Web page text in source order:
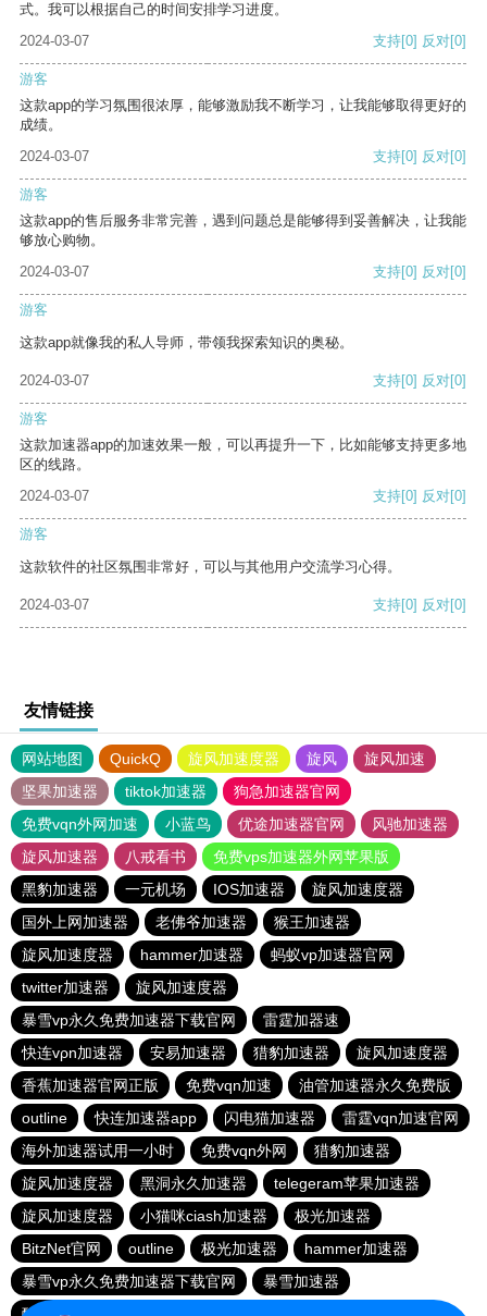
式。我可以根据自己的时间安排学习进度。
2024-03-07
支持[0] 反对[0]
游客
这款app的学习氛围很浓厚，能够激励我不断学习，让我能够取得更好的
成绩。
2024-03-07
支持[0] 反对[0]
游客
这款app的售后服务非常完善，遇到问题总是能够得到妥善解决，让我能
够放心购物。
2024-03-07
支持[0] 反对[0]
游客
这款app就像我的私人导师，带领我探索知识的奥秘。
2024-03-07 支持[0] 反对[0]
游客
这款加速器app的加速效果一般，可以再提升一下，比如能够支持更多地
区的线路。
2024-03-07
支持[0] 反对[0]
游客
这款软件的社区氛围非常好，可以与其他用户交流学习心得。
2024-03-07 支持[0] 反对[0]
友情链接
网站地图 QuickQ 旋风加速度器 旋风
旋风加速
坚果加速器
tiktok加速器
狗急加速器官网
免费vqn外网加速
小蓝鸟 优途加速器官网
风驰加速器
旋风加速器
八戒看书
免费vps加速器外网苹果版
黑豹加速器
一元机场 IOS加速器
旋风加速度器
国外上网加速器
老佛爷加速器
猴王加速器
旋风加速度器
hammer加速器
蚂蚁vp加速器官网
twitter加速器
旋风加速度器
暴雪vp永久免费加速器下载官网
雷霆加器速
快连vρn加速器
安易加速器 猎豹加速器
旋风加速度器
香蕉加速器官网正版
免费vqn加速
油管加速器永久免费版
outline
快连加速器app 闪电猫加速器
雷霆vqn加速官网
海外加速器试用一小时
免费vqn外网
猎豹加速器
旋风加速度器
黑洞永久加速器
telegeram苹果加速器
旋风加速度器
小猫咪ciash加速器
极光加速器
BitzNet官网
outline 极光加速器
hammer加速器
暴雪vp永久免费加速器下载官网
暴雪加速器